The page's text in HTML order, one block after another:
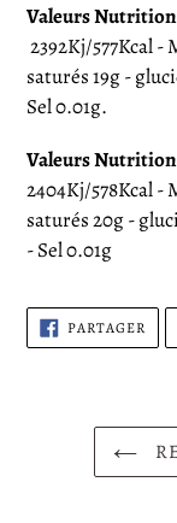
Valeurs
2392Kj/577Kcal -
saturés 19g -
Sel 0.01g.
Valeurs
2404Kj/578Kcal -
saturés 20g -
- Sel 0.01g
PARTAGER
SUR